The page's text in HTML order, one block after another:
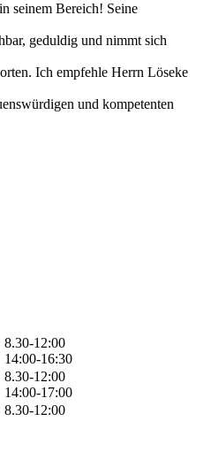
seinem Bereich! Seine
geduldig und nimmt sich
Ich empfehle Herrn Löseke
und kompetenten
8.30-12:00
14:00-16:30
8.30-12:00
14:00-17:00
8.30-12:00